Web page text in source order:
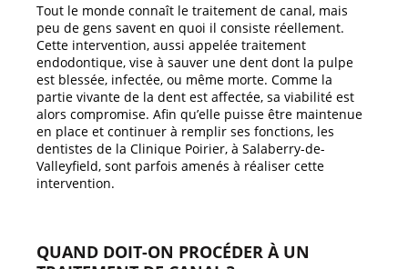
Tout le monde connaît le traitement de canal, mais
peu de gens savent en quoi il consiste réellement.
Cette intervention, aussi appelée traitement
endodontique, vise à sauver une dent dont la pulpe
est blessée, infectée, ou même morte. Comme la
partie vivante de la dent est affectée, sa viabilité est
alors compromise. Afin qu’elle puisse être maintenue
en place et continuer à remplir ses fonctions, les
dentistes de la Clinique Poirier, à Salaberry-de-
Valleyfield, sont parfois amenés à réaliser cette
intervention.
QUAND DOIT-ON PROCÉDER À UN